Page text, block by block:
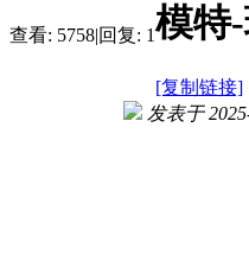
查看: 5758|回复: 1模特
[复制链接]
发表于